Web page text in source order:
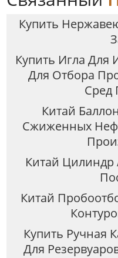
Купить
Купить Игла
Для Отбора
Сред
Китай
Сжиженных
Китай Цилиндр
Китай
Купить Ручная
Для